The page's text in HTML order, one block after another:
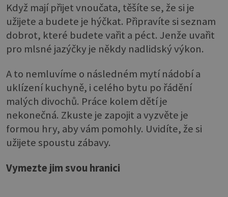
Když mají přijet vnoučata, těšíte se, že si je
užijete a budete je hýčkat. Připravíte si seznam
dobrot, které budete vařit a péct. Jenže uvařit
pro mlsné jazýčky je někdy nadlidský výkon.
A to nemluvíme o následném mytí nádobí a
uklízení kuchyně, i celého bytu po řádění
malých divochů. Práce kolem dětí je
nekonečná. Zkuste je zapojit a vyzvěte je
formou hry, aby vám pomohly. Uvidíte, že si
užijete spoustu zábavy.
Vymezte jim svou hranici